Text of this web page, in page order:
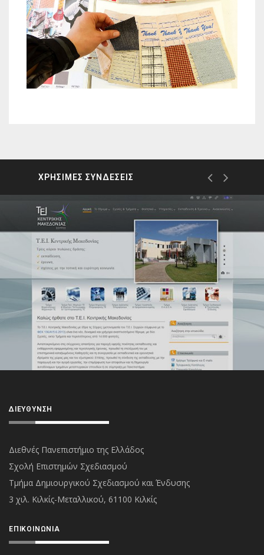
ΧΡΗΣΙΜΕΣ ΣΥΝΔΕΣΕΙΣ
ΔΙΕΎΘΥΝΣΗ
Διεθνές Πανεπιστήμιο της Ελλάδος
Σχολή Επιστημών Σχεδιασμού
Τμήμα Δημιουργικού Σχεδιασμού και Ένδυσης
3 χιλ. Κιλκίς-Μεταλλικού, 61100 Κιλκίς
ΕΠΙΚΟΙΝΩΝΊΑ